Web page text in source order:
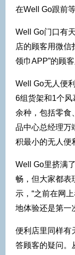
在Well Go跟前
Well Go门口有
店的顾客用微信
领巾APP”的顾
Well Go无人便
6组货架和1个
余种，包括零食
品中心总经理万
积最小的无人便
Well Go里挤满
畅，但大家都表
示，“之前在网
地体验还是第一
便利店里同样有
答顾客的疑问。